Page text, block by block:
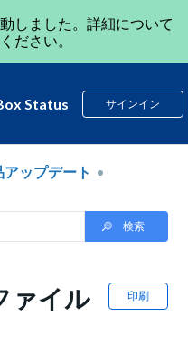
しました。詳細について
ださい。
Status サインイン
アップデート
印刷
ァイル